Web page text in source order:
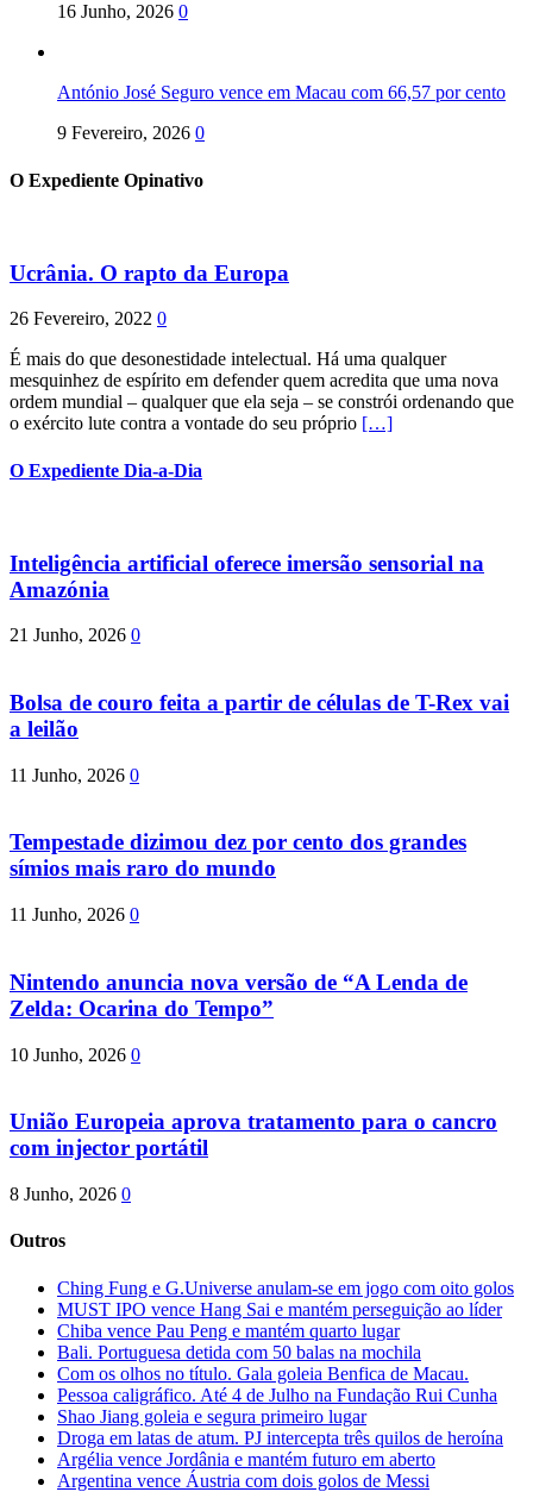
16 Junho, 2026 0
António José Seguro vence em Macau com 66,57 por cento
9 Fevereiro, 2026 0
O Expediente Opinativo
Ucrânia. O rapto da Europa
26 Fevereiro, 2022 0
É mais do que desonestidade intelectual. Há uma qualquer
mesquinhez de espírito em defender quem acredita que uma nova
ordem mundial – qualquer que ela seja – se constrói ordenando que
o exército lute contra a vontade do seu próprio […]
O Expediente Dia-a-Dia
Inteligência artificial oferece imersão sensorial na
Amazónia
21 Junho, 2026 0
Bolsa de couro feita a partir de células de T-Rex vai
a leilão
11 Junho, 2026 0
Tempestade dizimou dez por cento dos grandes
símios mais raro do mundo
11 Junho, 2026 0
Nintendo anuncia nova versão de “A Lenda de
Zelda: Ocarina do Tempo”
10 Junho, 2026 0
União Europeia aprova tratamento para o cancro
com injector portátil
8 Junho, 2026 0
Outros
Ching Fung e G.Universe anulam-se em jogo com oito golos
MUST IPO vence Hang Sai e mantém perseguição ao líder
Chiba vence Pau Peng e mantém quarto lugar
Bali. Portuguesa detida com 50 balas na mochila
Com os olhos no título. Gala goleia Benfica de Macau.
Pessoa caligráfico. Até 4 de Julho na Fundação Rui Cunha
Shao Jiang goleia e segura primeiro lugar
Droga em latas de atum. PJ intercepta três quilos de heroína
Argélia vence Jordânia e mantém futuro em aberto
Argentina vence Áustria com dois golos de Messi